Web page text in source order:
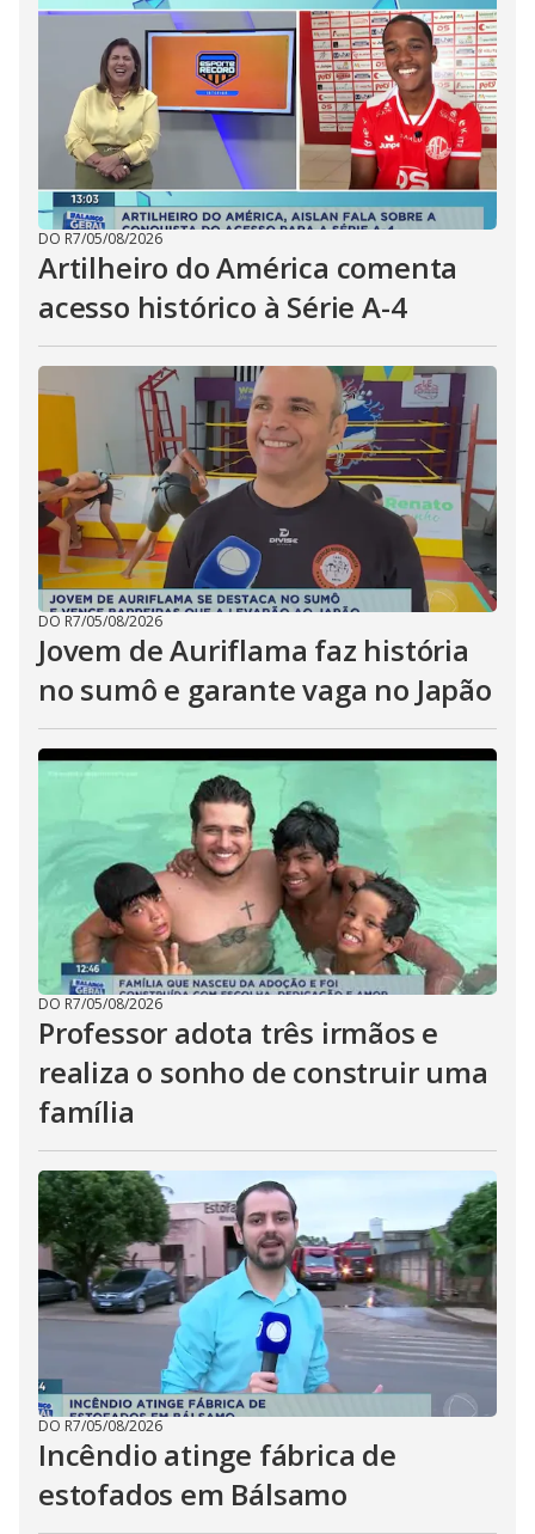
DO R7/05/08/2026
Artilheiro do América comenta
acesso histórico à Série A-4
DO R7/05/08/2026
Jovem de Auriflama faz história
no sumô e garante vaga no Japão
DO R7/05/08/2026
Professor adota três irmãos e
realiza o sonho de construir uma
família
DO R7/05/08/2026
Incêndio atinge fábrica de
estofados em Bálsamo